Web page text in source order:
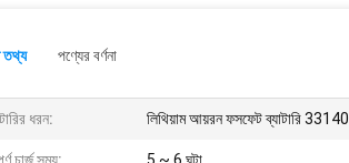
তথ্য পণ্যের বর্ণনা
ধরন: লিথিয়াম আয়রন ফসফেট ব্যাটারি 33140